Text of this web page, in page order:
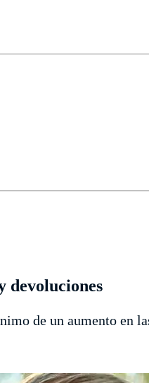
devoluciones
de un aumento en